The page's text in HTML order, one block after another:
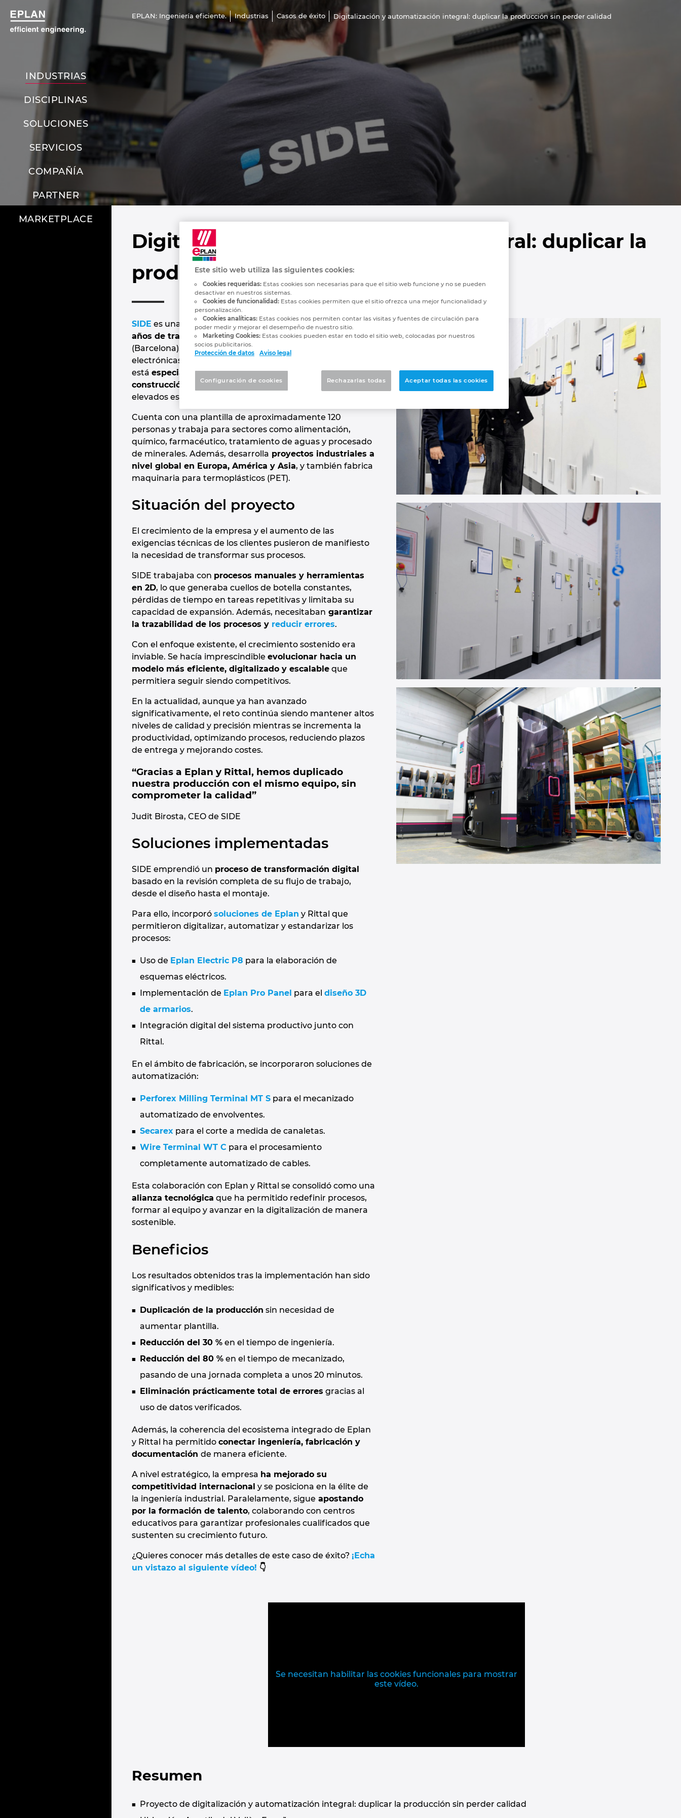
EPLAN: Ingeniería eficiente. Industrias Casos de éxito Digitalización y automatización integral: duplicar la producción sin perder calidad
INDUSTRIAS
DISCIPLINAS
SOLUCIONES
SERVICIOS
COMPAÑÍA
PARTNER
MARKETPLACE
Digitalización y automatización integral: duplicar la
producción sin perder calidad
SIDE es una empresa familiar española conmás de 50
años de trayectoria, ubicada en L'Ametlla del Vallès
(Barcelona). Comenzó como fabricante de placas
electrónicas y empresa de instalaciones eléctricas, y hoy
está especializada en tecnología de automatización y
construcción de cuadros eléctricos, cumpliendo con
elevados estándares de ingeniería europeos.
Cuenta con una plantilla de aproximadamente 120
personas y trabaja para sectores como alimentación,
químico, farmacéutico, tratamiento de aguas y procesado
de minerales. Además, desarrolla proyectos industriales a
nivel global en Europa, América y Asia, y también fabrica
maquinaria para termoplásticos (PET).
Situación del proyecto
El crecimiento de la empresa y el aumento de las
exigencias técnicas de los clientes pusieron de manifiesto
la necesidad de transformar sus procesos.
SIDE trabajaba con procesos manuales y herramientas
en 2D, lo que generaba cuellos de botella constantes,
pérdidas de tiempo en tareas repetitivas y limitaba su
capacidad de expansión. Además, necesitaban garantizar
la trazabilidad de los procesos y reducir errores.
Con el enfoque existente, el crecimiento sostenido era
inviable. Se hacía imprescindible evolucionar hacia un
modelo más eficiente, digitalizado y escalable que
permitiera seguir siendo competitivos.
En la actualidad, aunque ya han avanzado
significativamente, el reto continúa siendo mantener altos
niveles de calidad y precisión mientras se incrementa la
productividad, optimizando procesos, reduciendo plazos
de entrega y mejorando costes.
“Gracias a Eplan y Rittal, hemos duplicado
nuestra producción con el mismo equipo, sin
comprometer la calidad”
Judit Birosta, CEO de SIDE
Soluciones implementadas
SIDE emprendió un proceso de transformación digital
basado en la revisión completa de su flujo de trabajo,
desde el diseño hasta el montaje.
Para ello, incorporó soluciones de Eplan y Rittal que
permitieron digitalizar, automatizar y estandarizar los
procesos:
Uso de Eplan Electric P8 para la elaboración de
esquemas eléctricos.
Implementación de Eplan Pro Panel para el diseño 3D
de armarios.
Integración digital del sistema productivo junto con
Rittal.
En el ámbito de fabricación, se incorporaron soluciones de
automatización:
Perforex Milling Terminal MT S para el mecanizado
automatizado de envolventes.
Secarex para el corte a medida de canaletas.
Wire Terminal WT C para el procesamiento
completamente automatizado de cables.
Esta colaboración con Eplan y Rittal se consolidó como una
alianza tecnológica que ha permitido redefinir procesos,
formar al equipo y avanzar en la digitalización de manera
sostenible.
Beneficios
Los resultados obtenidos tras la implementación han sido
significativos y medibles:
Duplicación de la producción sin necesidad de
aumentar plantilla.
Reducción del 30 % en el tiempo de ingeniería.
Reducción del 80 % en el tiempo de mecanizado,
pasando de una jornada completa a unos 20 minutos.
Eliminación prácticamente total de errores gracias al
uso de datos verificados.
Además, la coherencia del ecosistema integrado de Eplan
y Rittal ha permitido conectar ingeniería, fabricación y
documentación de manera eficiente.
A nivel estratégico, la empresa ha mejorado su
competitividad internacional y se posiciona en la élite de
la ingeniería industrial. Paralelamente, sigue apostando
por la formación de talento, colaborando con centros
educativos para garantizar profesionales cualificados que
sustenten su crecimiento futuro.
¿Quieres conocer más detalles de este caso de éxito? ¡Echa
un vistazo al siguiente vídeo! 👇
Se necesitan habilitar las cookies funcionales para mostrar
este vídeo.
Resumen
Proyecto de digitalización y automatización integral: duplicar la producción sin perder calidad
Este sitio web utiliza las siguientes cookies:
Cookies requeridas: Estas cookies son necesarias para que el sitio web funcione y no se pueden
desactivar en nuestros sistemas.
Cookies de funcionalidad: Estas cookies permiten que el sitio ofrezca una mejor funcionalidad y
personalización.
Cookies analíticas: Estas cookies nos permiten contar las visitas y fuentes de circulación para
poder medir y mejorar el desempeño de nuestro sitio.
Marketing Cookies: Estas cookies pueden estar en todo el sitio web, colocadas por nuestros
socios publicitarios.
Protección de datos
Aviso legal
Rechazarlas todas Aceptar todas las cookies
Configuración de cookies